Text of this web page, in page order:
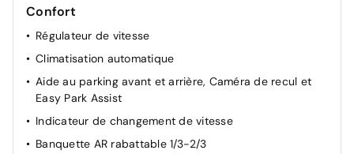
Confort
Régulateur de vitesse
Climatisation automatique
Aide au parking avant et arrière, Caméra de recul et
Easy Park Assist
Indicateur de changement de vitesse
Banquette AR rabattable 1/3-2/3